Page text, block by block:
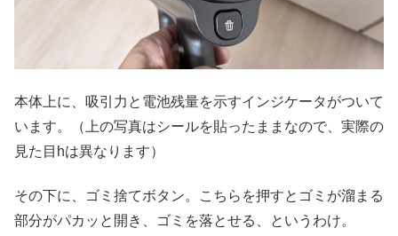
本体上に、吸引力と電池残量を示すインジケータがついて
います。（上の写真はシールを貼ったままなので、実際の
見た目hは異なります）
その下に、ゴミ捨てボタン。こちらを押すとゴミが溜まる
部分がパカッと開き、ゴミを落とせる、というわけ。